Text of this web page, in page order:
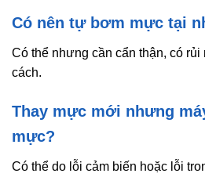
Có nên tự bơm mực tại
Có thể nhưng cần cẩn thận, có rủi
cách.
Thay mực mới nhưng
mực?
Có thể do lỗi cảm biến hoặc lỗi